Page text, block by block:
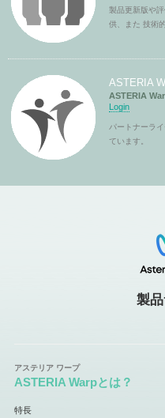
製品更新版や
供、また 技術
ASTERIA
ASTERIA
Login
パートナーラ
ています。
製
ASTERIA Warpとは？
特長